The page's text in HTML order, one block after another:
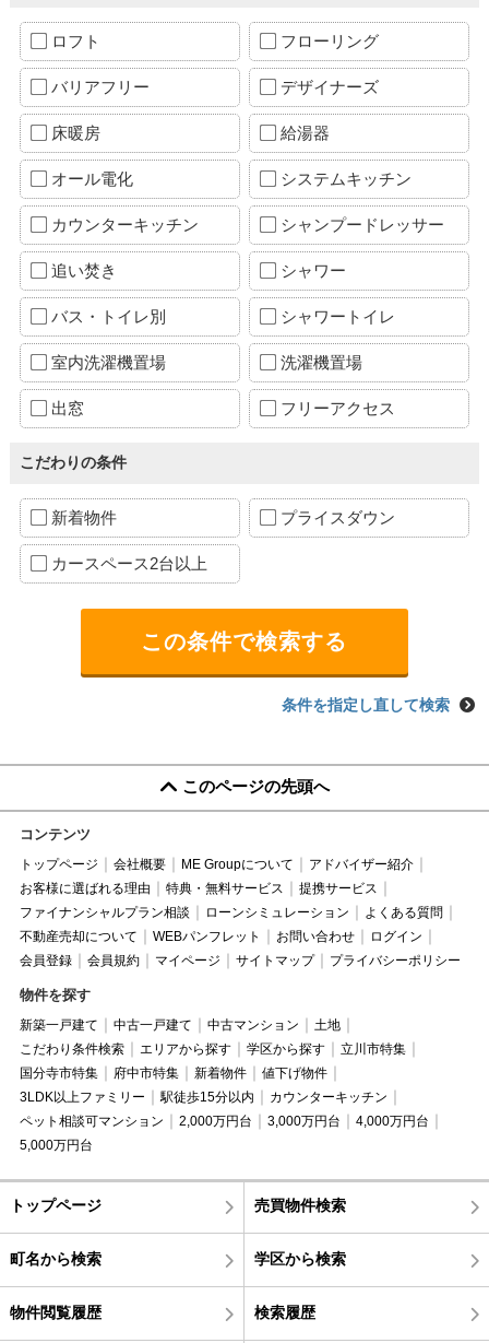
ロフト フローリング
バリアフリー デザイナーズ
床暖房 給湯器
オール電化 システムキッチン
カウンターキッチン シャンプードレッサー
追い焚き シャワー
バス・トイレ別 シャワートイレ
室内洗濯機置場 洗濯機置場
出窓 フリーアクセス
こだわりの条件
新着物件 プライスダウン
カースペース2台以上
条件を指定し直して検索
このページの先頭へ
コンテンツ
トップページ 会社概要 ME Groupについて
アドバイザー紹介
お客様に選ばれる理由
特典・無料サービス
提携サービス
ファイナンシャルプラン相談
ローンシミュレーション
よくある質問
不動産売却について
WEBパンフレット お問い合わせ
ログイン
会員登録
会員規約 マイページ サイトマップ プライバシーポリシー
物件を探す
新築一戸建て 中古一戸建て 中古マンション
土地
こだわり条件検索
エリアから探す 学区から探す
立川市特集
国分寺市特集
府中市特集 新着物件
値下げ物件
3LDK以上ファミリー
駅徒歩15分以内
カウンターキッチン
ペット相談可マンション
2,000万円台 3,000万円台
4,000万円台
5,000万円台
トップページ 売買物件検索
町名から検索 学区から検索
物件閲覧履歴 検索履歴